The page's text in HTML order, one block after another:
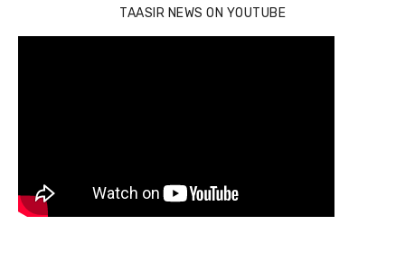
TAASIR NEWS ON YOUTUBE